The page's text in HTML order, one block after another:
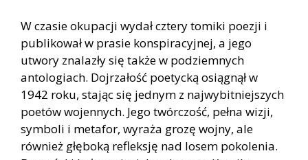
W czasie okupacji wydał cztery tomiki poezji i
publikował w prasie konspiracyjnej, a jego
utwory znalazły się także w podziemnych
antologiach. Dojrzałość poetycką osiągnął w
1942 roku, stając się jednym z najwybitniejszych
poetów wojennych. Jego twórczość, pełna wizji,
symboli i metafor, wyraża grozę wojny, ale
również głęboką refleksję nad losem pokolenia.